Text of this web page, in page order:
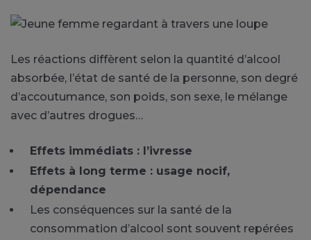
Les réactions diffèrent selon la quantité d’alcool
absorbée, l’état de santé de la personne, son degré
d’accoutumance, son poids, son sexe, le mélange
avec d’autres drogues…
Effets immédiats : l’ivresse
Effets à long terme : usage nocif,
dépendance
Les conséquences sur la santé de la
consommation d’alcool sont souvent repérées